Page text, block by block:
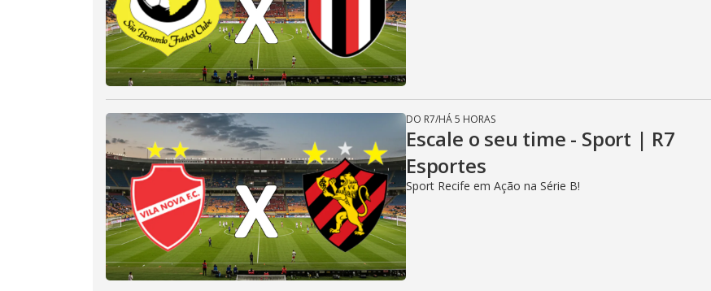
DO R7/HÁ 5 HORAS
Escale o seu time - Sport | R7
Esportes
Sport Recife em Ação na Série B!